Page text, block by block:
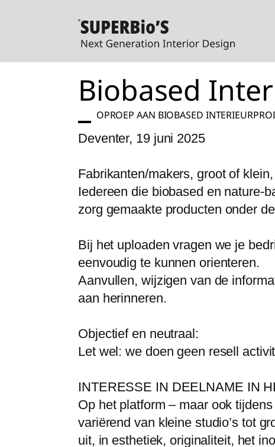
Biobased
OPROEP AAN BIOBASED
Deventer, 19 juni 2025
Fabrikanten/makers, groot of
Iedereen die biobased en nature-
zorg gemaakte producten onder
Bij het uploaden vragen we je
eenvoudig te kunnen orienteren.
Aanvullen, wijzigen van de
aan herinneren.
Objectief en neutraal:
Let wel: we doen geen resell
INTERESSE IN DEELNAME IN
Op het platform – maar ook
variërend van kleine studio’s tot
uit, in esthetiek, originaliteit, het